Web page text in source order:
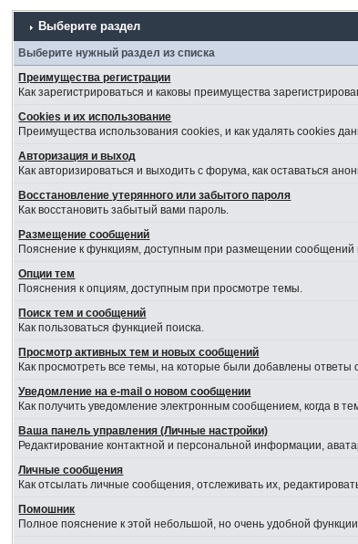
Выберите раздел
Выберите нужный раздел из списка
Преимущества регистрации
Как зарегистрироваться и каковы преимущества
Cookies и их использование
Преимущества использования cookies, и как удалять cookies
Авторизация и выход
Как авторизироваться и выходить с форума, как оставаться
Восстановление утерянного или забытого пароля
Как восстановить забытый вами пароль.
Размещение сообщений
Пояснение к функциям, доступным при размещении
Опции тем
Пояснения к опциям, доступным при просмотре темы.
Поиск тем и сообщений
Как пользоваться функцией поиска.
Просмотр активных тем и новых сообщений
Как просмотреть все темы, на которые были добавлены
Уведомление на е-mail о новом сообщении
Как получить уведомление электронным сообщением, когда в
Ваша панель управления (Личные настройки)
Редактирование контактной и персональной информации,
Личные сообщения
Как отсылать личные сообщения, отслеживать их,
Помошник
Полное пояснение к этой небольшой, но очень удобной функции